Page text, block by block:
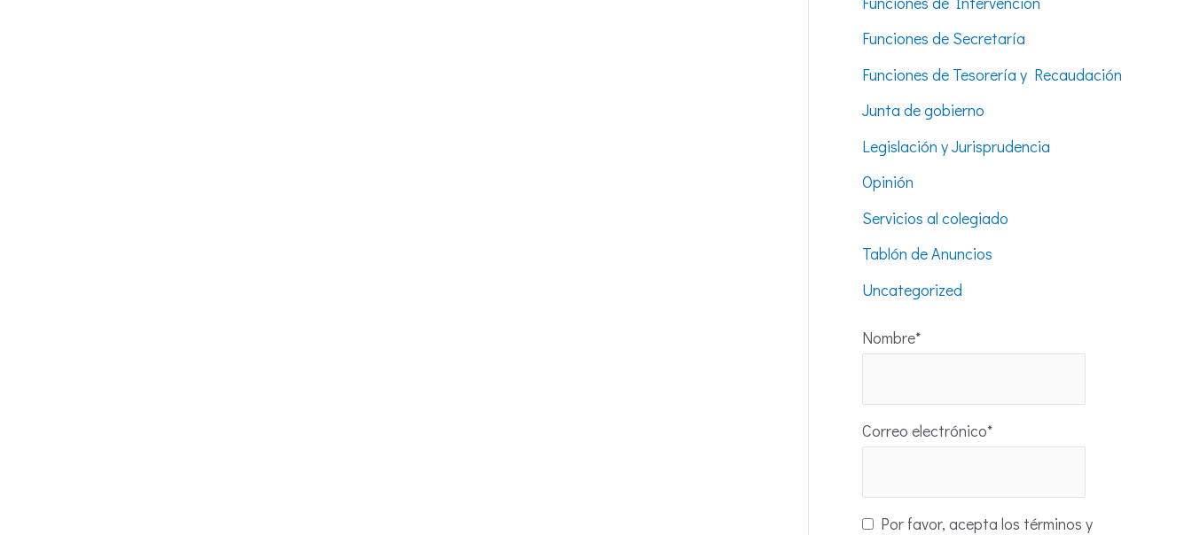
Funciones de Secretaría
Funciones de Tesorería y Recaudación
Junta de gobierno
Legislación y Jurisprudencia
Opinión
Servicios al colegiado
Tablón de Anuncios
Uncategorized
Nombre*
Correo electrónico*
Por favor, acepta los términos y